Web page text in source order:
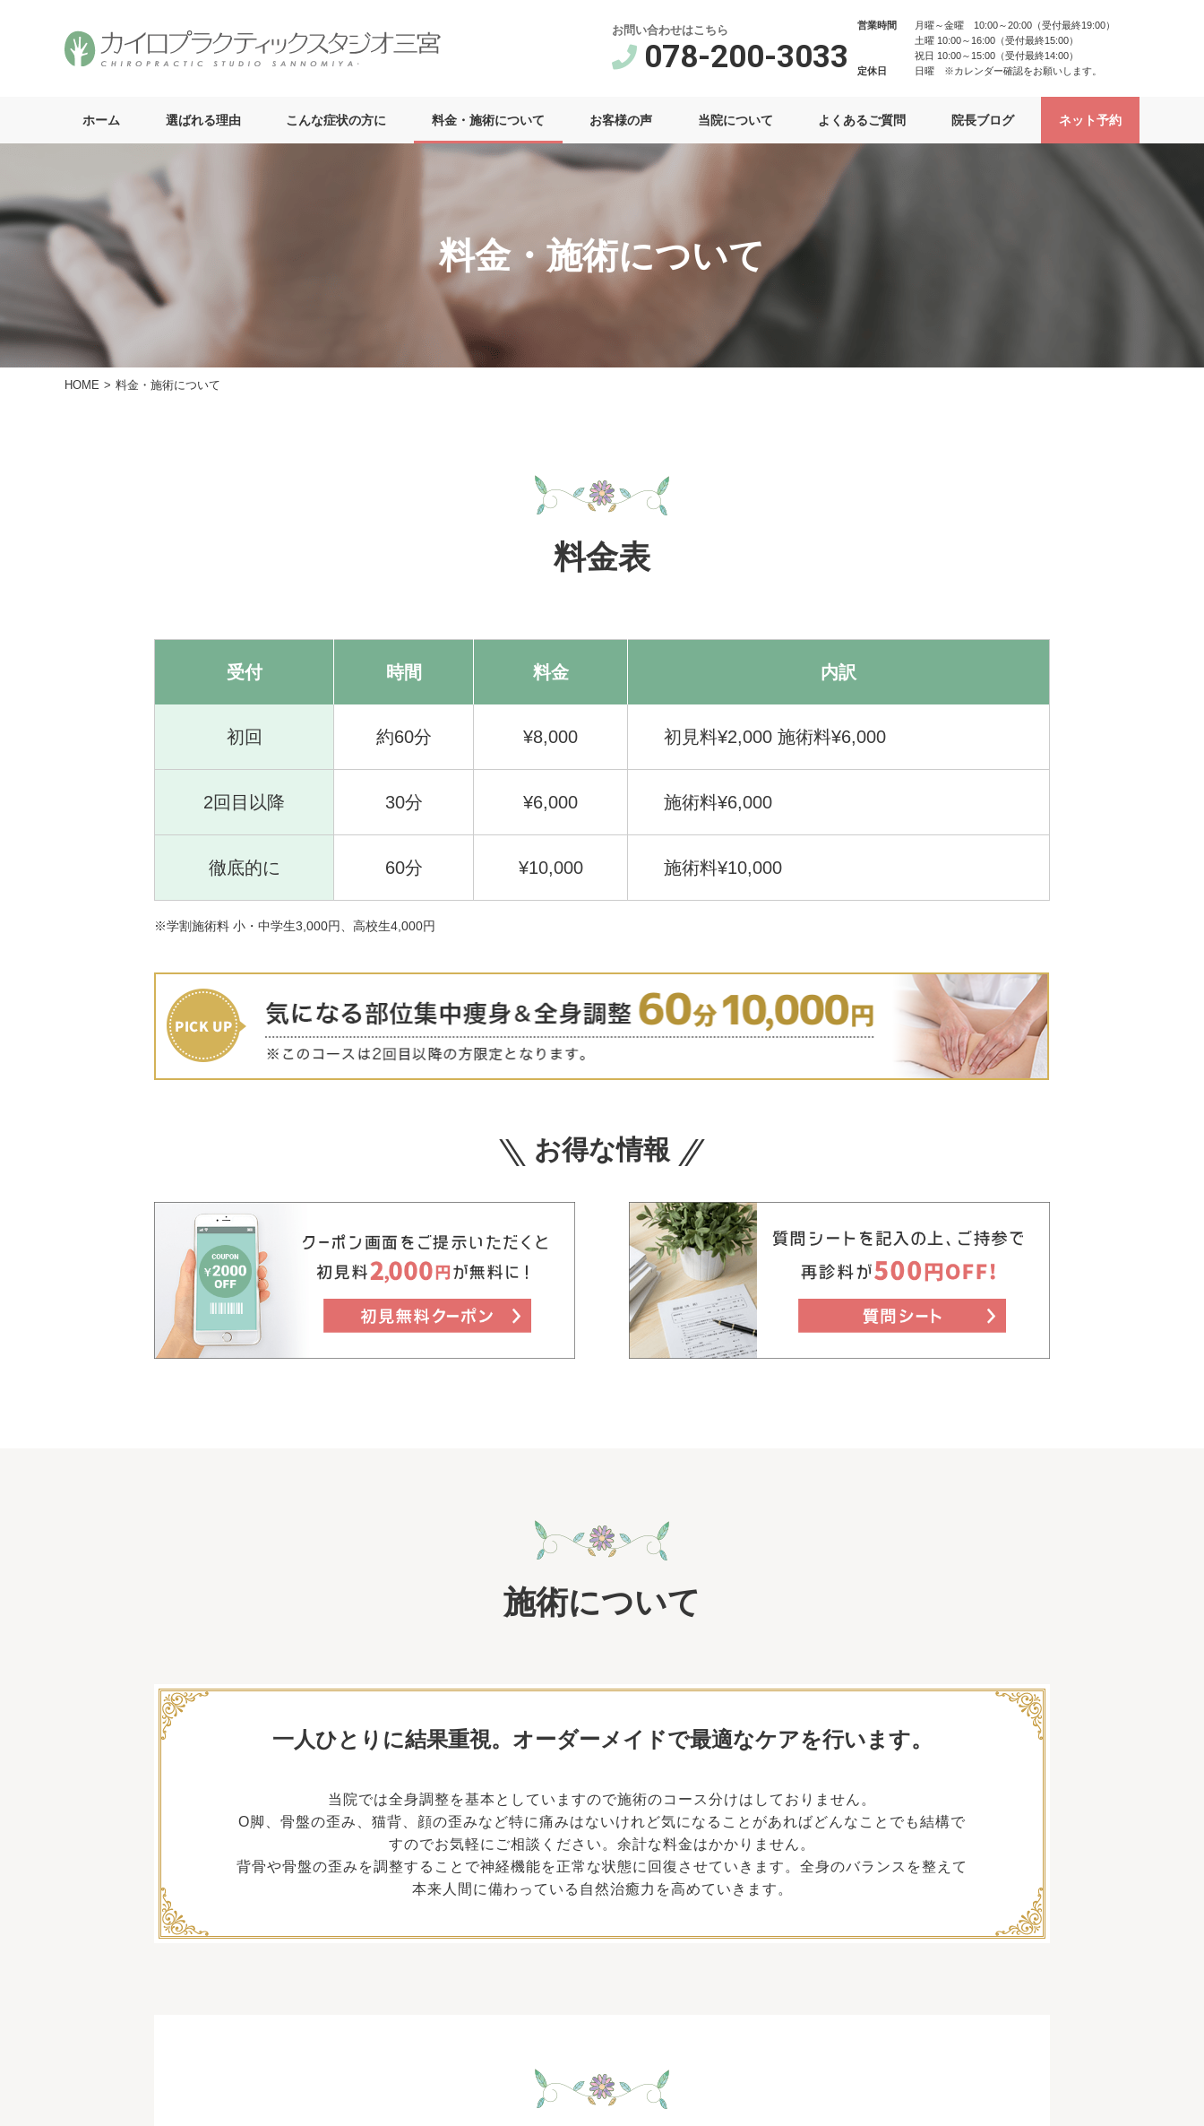
お問い合わせはこちら
078-200-3033
営業時間
月曜～金曜 10:00～20:00（受付最終19:00）
土曜 10:00～16:00（受付最終15:00）
祝日 10:00～15:00（受付最終14:00）
定休日
日曜 ※カレンダー確認をお願いします。
ホーム 選ばれる理由 こんな症状の方に 料金・施術について お客様の声 当院について よくあるご質問 院長ブログ ネット予約
料金・施術について
HOME 料金・施術について
料金表
受付 時間 料金 内訳
初回 約60分 ¥8,000 初見料¥2,000 施術料¥6,000
2回目以降 30分 ¥6,000 施術料¥6,000
徹底的に 60分 ¥10,000 施術料¥10,000
※学割施術料 小・中学生3,000円、高校生4,000円
お得な情報
施術について
一人ひとりに結果重視。 オーダーメイドで最適なケアを行います。
当院では全身調整を基本としていますので施術のコース分けはしておりません。
O脚、骨盤の歪み、猫背、顔の歪みなど特に痛みはないけれど気になることがあればどんなことでも結構で
すのでお気軽にご相談ください。余計な料金はかかりません。
背骨や骨盤の歪みを調整することで神経機能を正常な状態に回復させていきます。全身のバランスを整えて
本来人間に備わっている自然治癒力を高めていきます。